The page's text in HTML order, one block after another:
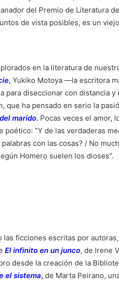
del Premio de Literatura
de vista posibles, es un
en la literatura de
, Yukiko Motoya —la escritora
diseccionar con distancia y
que ha pensado en serio la
marido. Pocas veces el amor,
“Y de las verdaderas
con las cosas? / No
Homero suelen los dioses”.
ficciones escritas por
El infinito en un junco, de Irene
desde la creación de la
el sistema, de Marta Peirano,